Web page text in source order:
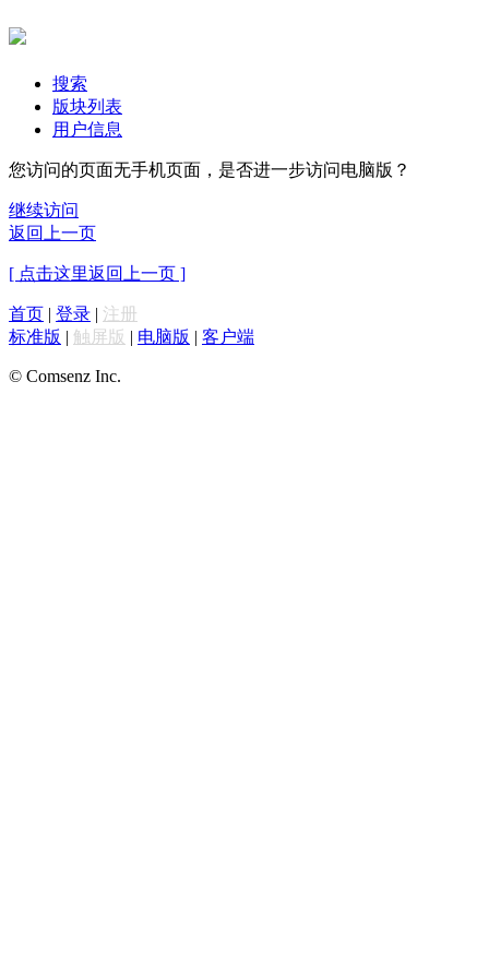
搜索
版块列表
用户信息
您访问的页面无手机页面，是否进一步访问电脑版？
继续访问
返回上一页
[ 点击这里返回上一页 ]
首页 | 登录 | 注册
标准版 | 触屏版 | 电脑版 | 客户端
© Comsenz Inc.